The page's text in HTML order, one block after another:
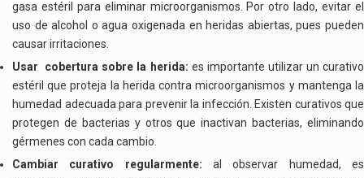
gasa estéril para eliminar microorganismos. Por otro lado, evitar el
uso de alcohol o agua oxigenada en heridas abiertas, pues pueden
causar irritaciones.
Usar cobertura sobre la herida: es importante utilizar un curativo
estéril que proteja la herida contra microorganismos y mantenga la
humedad adecuada para prevenir la infección. Existen curativos que
protegen de bacterias y otros que inactivan bacterias, eliminando
gérmenes con cada cambio.
Cambiar curativo regularmente: al observar humedad, es